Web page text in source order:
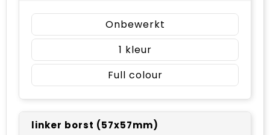
Onbewerkt
1
Full colour
linker borst (57x57mm)